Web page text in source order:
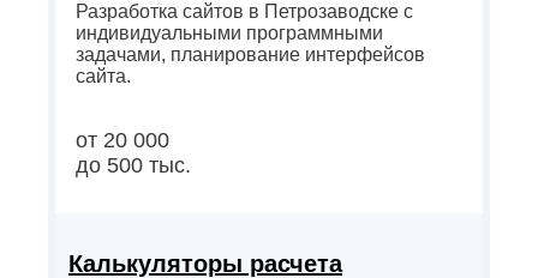
Разработка сайтов в Петрозаводске с
индивидуальными программными
задачами, планирование интерфейсов
сайта.
от 20 000
до 500 тыс.
Калькуляторы расчета